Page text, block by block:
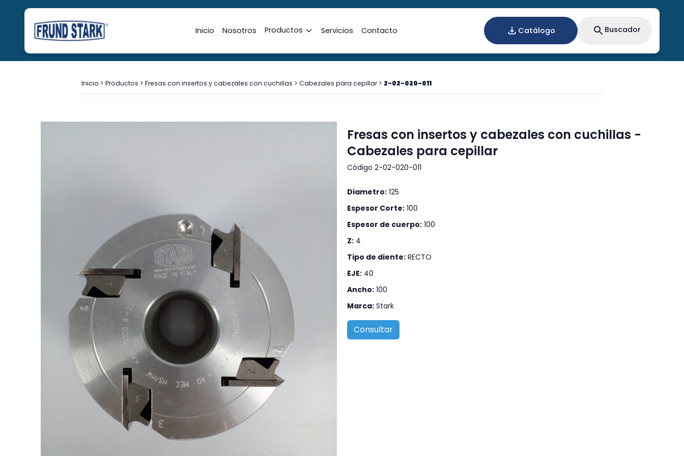
Inicio Nosotros Productos Servicios Contacto Catálogo Buscador
Inicio > Productos > Fresas con insertos y cabezales con cuchillas > Cabezales para cepillar> 2-02-020-011
Fresas con insertos y cabezales con cuchillas -
Cabezales para cepillar
Código 2-02-020-011
Diametro: 125
Espesor Corte: 100
Espesor de cuerpo: 100
Z: 4
Tipo de diente: RECTO
EJE: 40
Ancho: 100
Marca: Stark
Consultar